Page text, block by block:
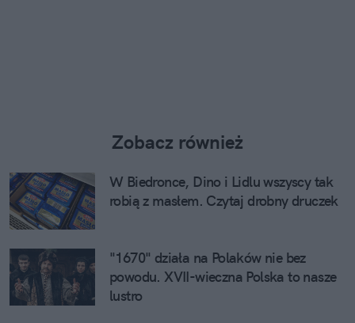
Zobacz również
W Biedronce, Dino i Lidlu wszyscy tak
robią z masłem. Czytaj drobny druczek
"1670" działa na Polaków nie bez
powodu. XVII-wieczna Polska to nasze
lustro